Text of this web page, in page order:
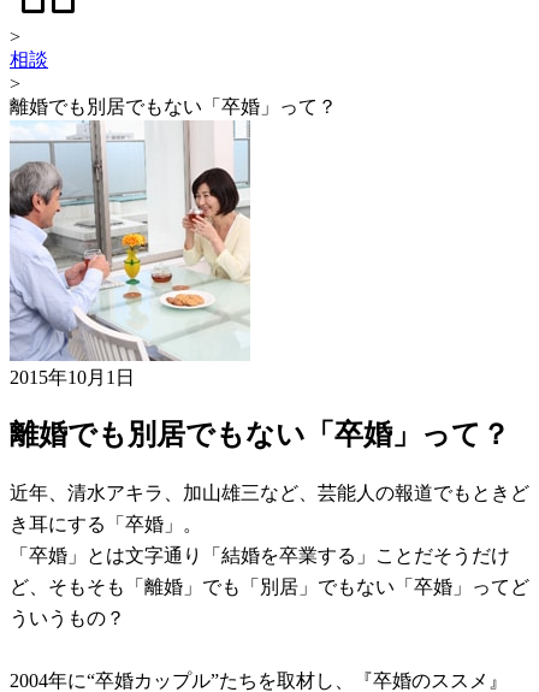
>
相談
>
離婚でも別居でもない「卒婚」って？
2015年10月1日
離婚でも別居でもない「卒婚」って？
近年、清水アキラ、加山雄三など、芸能人の報道でもときど
き耳にする「卒婚」。
「卒婚」とは文字通り「結婚を卒業する」ことだそうだけ
ど、そもそも「離婚」でも「別居」でもない「卒婚」ってど
ういうもの？
2004年に“卒婚カップル”たちを取材し、『卒婚のススメ』